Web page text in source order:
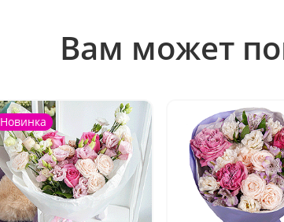
Вам может
Новинка